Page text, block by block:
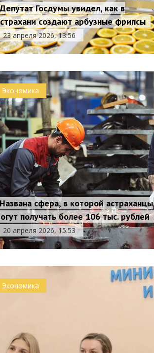
Депутат Госдумы увидел, как в
создают арбузные фрипсы
23 апреля 2026, 13:56
Экономика
Названа сфера, в которой астраханцы
получать более 106 тыс. рублей
20 апреля 2026, 15:53
Экономика